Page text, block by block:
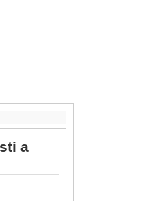
a